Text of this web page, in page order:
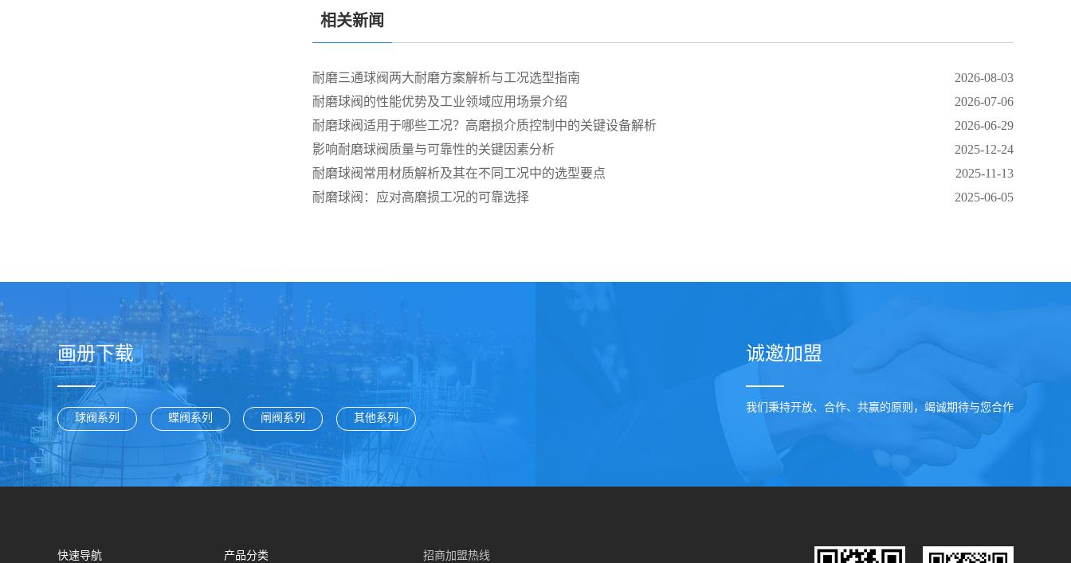
相关新闻
耐磨三通球阀两大耐磨方案解析与工况选型指南
2026-08-03
耐磨球阀的性能优势及工业领域应用场景介绍
2026-07-06
耐磨球阀适用于哪些工况？高磨损介质控制中的关键设备解析
2026-06-29
影响耐磨球阀质量与可靠性的关键因素分析
2025-12-24
耐磨球阀常用材质解析及其在不同工况中的选型要点
2025-11-13
耐磨球阀：应对高磨损工况的可靠选择
2025-06-05
画册下载
球阀系列 蝶阀系列 闸阀系列 其他系列
诚邀加盟
我们秉持开放、合作、共赢的原则，竭诚期待与您合作
快速导航 产品分类 招商加盟热线